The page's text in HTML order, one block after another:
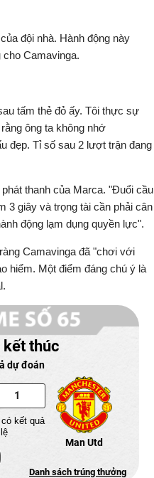
đội nhà. Hành động này
cho Camavinga.
tấm thẻ đỏ ấy. Tôi thực sự
ông ta không nhớ
đẹp. Tỉ số sau 2 lượt trận đang
thanh của Marca. "Đuổi cầu
3 giây và trọng tài cần phải cân
động lạm dụng quyền lực".
Camavinga đã "chơi với
hiểm. Một điểm đáng chú ý là
thúc
dự đoán
Man Utd
kết quả
Danh sách trúng thưởng